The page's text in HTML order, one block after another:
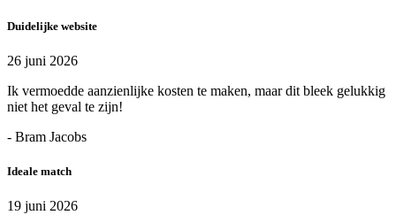
Duidelijke website
26 juni 2026
Ik vermoedde aanzienlijke kosten te maken, maar dit bleek gelukkig
niet het geval te zijn!
- Bram Jacobs
Ideale match
19 juni 2026